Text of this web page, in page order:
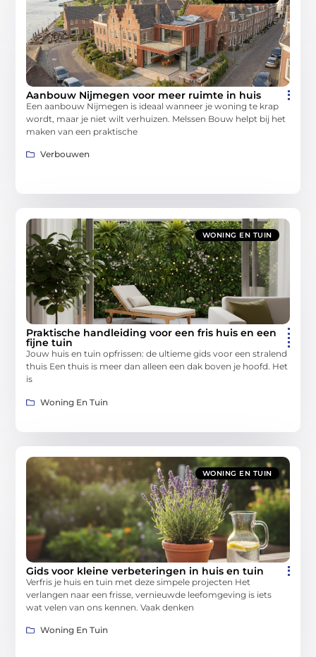
Aanbouw Nijmegen voor meer ruimte in huis
Een aanbouw Nijmegen is ideaal wanneer je woning te krap
wordt, maar je niet wilt verhuizen. Melssen Bouw helpt bij het
maken van een praktische
Verbouwen
WONING EN TUIN
Praktische handleiding voor een fris huis en een
fijne tuin
Jouw huis en tuin opfrissen: de ultieme gids voor een stralend
thuis Een thuis is meer dan alleen een dak boven je hoofd. Het
is
Woning En Tuin
WONING EN TUIN
Gids voor kleine verbeteringen in huis en tuin
Verfris je huis en tuin met deze simpele projecten Het
verlangen naar een frisse, vernieuwde leefomgeving is iets
wat velen van ons kennen. Vaak denken
Woning En Tuin